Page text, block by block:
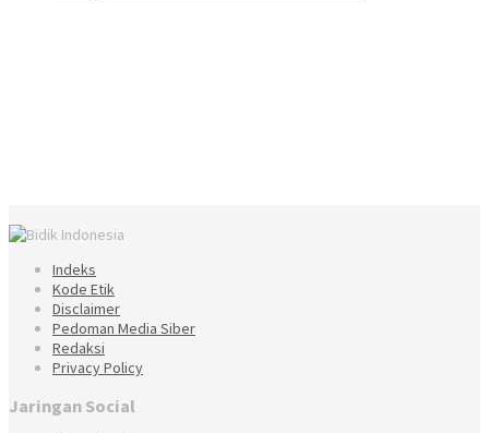
Indeks
Kode Etik
Disclaimer
Pedoman Media Siber
Redaksi
Privacy Policy
Jaringan Social